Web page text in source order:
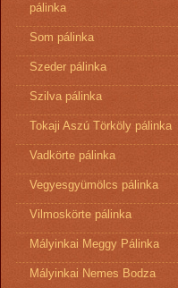
pálinka
Som pálinka
Szeder pálinka
Szilva pálinka
Tokaji Aszú Törköly pálinka
Vadkörte pálinka
Vegyesgyümölcs pálinka
Vilmoskörte pálinka
Mályinkai Meggy Pálinka
Mályinkai Nemes Bodza